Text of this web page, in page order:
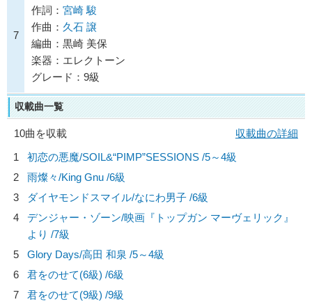
7
作詞： 宮崎 駿
作曲： 久石 譲
編曲：黒崎 美保
楽器：エレクトーン
グレード：9級
収載曲一覧
10曲を収載
収載曲の詳細
1
初恋の悪魔/SOIL&“PIMP”SESSIONS /5～4級
2
雨燦々/King Gnu /6級
3
ダイヤモンドスマイル/なにわ男子 /6級
4
デンジャー・ゾーン/映画『トップガン マーヴェリック』
より /7級
5
Glory Days/高田 和泉 /5～4級
6
君をのせて(6級) /6級
7
君をのせて(9級) /9級